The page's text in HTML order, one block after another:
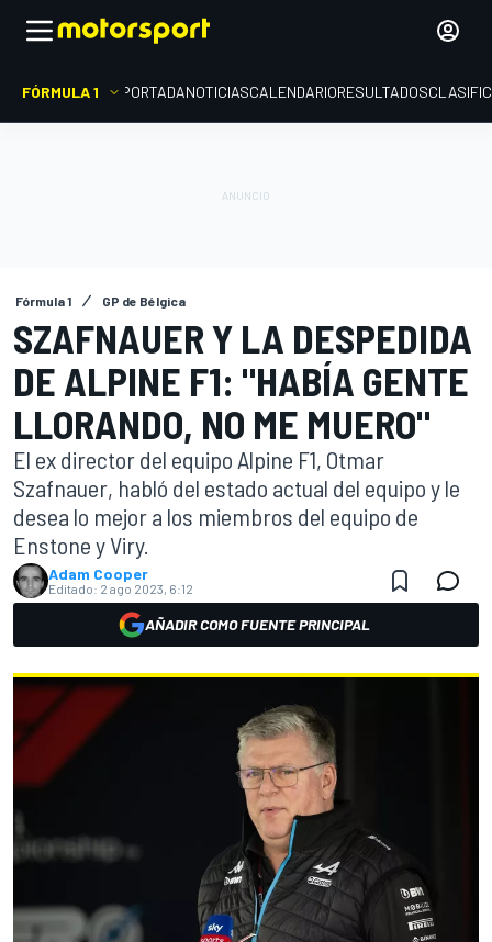
FÓRMULA 1 PORTADANOTICIASCALENDARIORESULTADOS
Fórmula 1 GP de Bélgica
SZAFNAUER Y LA DESPEDIDA
DE ALPINE F1: "HABÍA GENTE
LLORANDO, NO ME MUERO"
El ex director del equipo Alpine F1, Otmar
Szafnauer, habló del estado actual del equipo y le
desea lo mejor a los miembros del equipo de
Enstone y Viry.
Adam Cooper
Editado: 2 ago 2023, 6:12
AÑADIR COMO FUENTE PRINCIPAL